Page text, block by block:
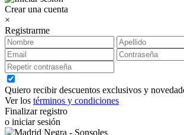
Crear una cuenta
×
Registrarme
Quiero recibir descuentos exclusivos y
Ver los términos y condiciones
Finalizar registro
o iniciar sesión